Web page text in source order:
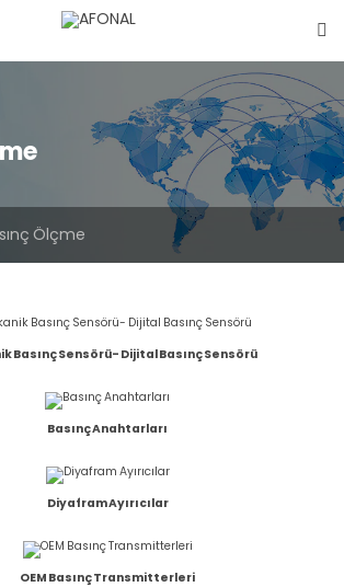
Ölçme
Basınç Sensörü- Dijital Basınç Sensörü
Basınç Anahtarları
Diyafram Ayırıcılar
OEM Basınç Transmitterleri